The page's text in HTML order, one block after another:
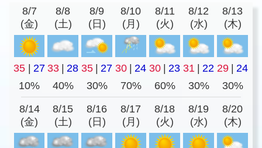
8/7
(金)
8/8
(土)
8/9
(日)
8/10
(月)
8/11
(火)
8/12
(水)
8/13
(木)
35 | 27 33 | 28 35 | 27 30 | 24 30 | 23 31 | 22 29 | 24
10%
40% 30% 70% 60% 30% 30%
8/14
(金)
8/15
(土)
8/16
(日)
8/17
(月)
8/18
(火)
8/19
(水)
8/20
(木)